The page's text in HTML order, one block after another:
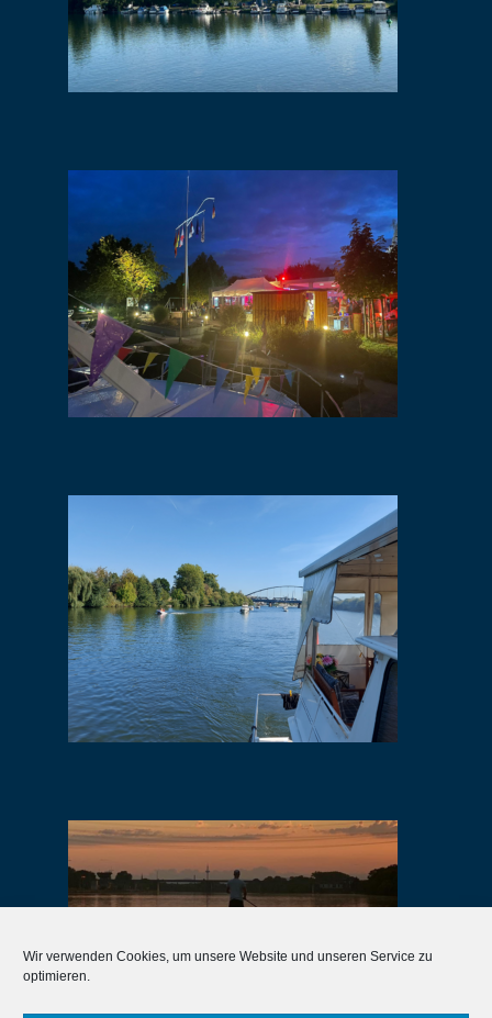
Wir verwenden Cookies, um unsere Website und unseren Service zu
optimieren.